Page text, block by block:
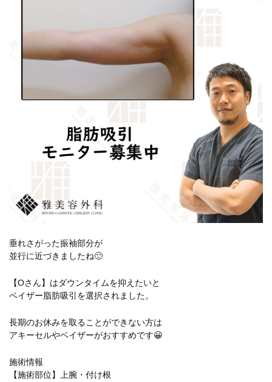
垂れさがった振袖部分が
並行に近づきましたね🙂
【Oさん】はダウンタイムを抑えたいと
ベイザー脂肪吸引を選択されました。
長期のお休みを取ることができない方は
アキーセルやベイザーがおすすめです😀
施術情報
【施術部位】上腕・付け根